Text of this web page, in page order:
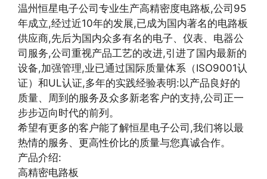
温州恒星电子公司专业生产高精密度电路板,公司95
年成立,经过近10年的发展,已成为国内著名的电路板
供应商,先后为国内众多有名的电子、仪表、电器公
司服务,公司重视产品工艺的改进,引进了国内最新的
设备,加强管理,业已通过国际质量体系（ISO9001认
证）和UL认证,多年的实践经验表明:以产品良好的
质量、周到的服务及众多新老客户的支持,公司正一
步步迈向时代的前列。
希望有更多的客户能了解恒星电子公司,我们将以最
热情的服务、更高性价比的质量与您真诚合作。
产品介绍:
高精密电路板